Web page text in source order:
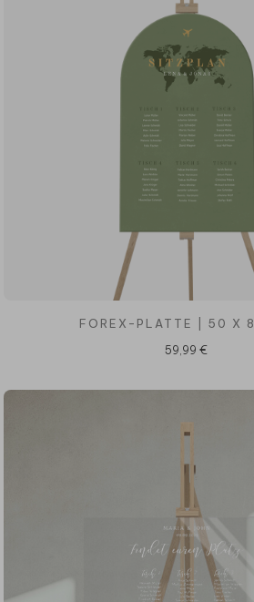
FOREX-PLATTE | 50 X
59,99 €